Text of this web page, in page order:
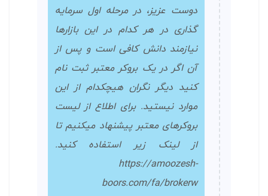
دوست عزیز، در مرحله اول سرمایه
گذاری در هر کدام در این بازارها
نیازمند دانش کافی است و پس از
آن اگر در یک بروکر معتبر ثبت نام
کنید دیگر نگران هیچکدام از این
موارد نیستید. برای اطلاع از لیست
بروکرهای معتبر پیشنهاد میکنیم تا
از لینک زیر استفاده کنید.
https://amoozesh-
boors.com/fa/brokerw